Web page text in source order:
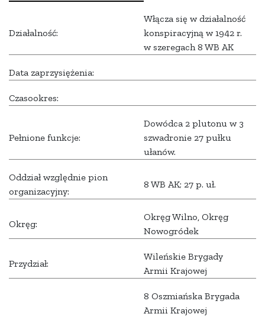
Działalność:
Włącza się w działalność
konspiracyjną w 1942 r.
w szeregach 8 WB AK
Data zaprzysiężenia:
Czasookres:
Pełnione funkcje:
Dowódca 2 plutonu w 3
szwadronie 27 pułku
ułanów.
Oddział względnie pion
organizacyjny:
8 WB AK; 27 p. uł.
Okręg:
Okręg Wilno, Okręg
Nowogródek
Przydział:
Wileńskie Brygady
Armii Krajowej
8 Oszmiańska Brygada
Armii Krajowej